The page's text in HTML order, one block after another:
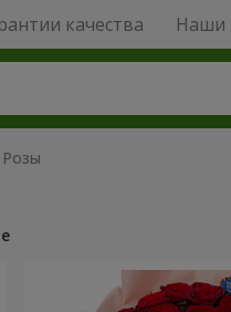
качества Наши